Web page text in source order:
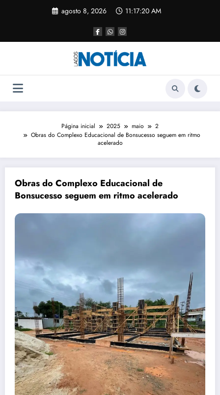
agosto 8, 2026 11:17:20 AM
Página inicial 2025 maio
2
Obras do Complexo Educacional de Bonsucesso seguem em ritmo
acelerado
Obras do Complexo Educacional de
Bonsucesso seguem em ritmo acelerado